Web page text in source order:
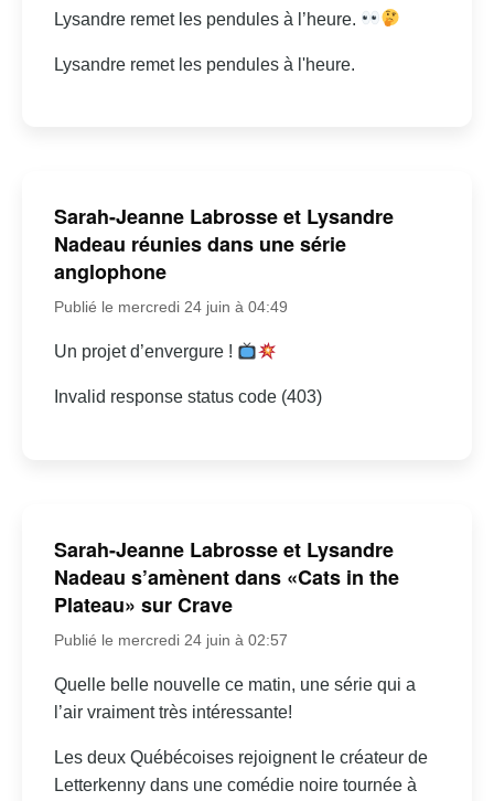
Lysandre remet les pendules à l’heure.
Lysandre remet les pendules à l'heure.
Sarah-Jeanne Labrosse et Lysandre
Nadeau réunies dans une série
anglophone
Publié le mercredi 24 juin à 04:49
Un projet d’envergure !
Invalid response status code (403)
Sarah-Jeanne Labrosse et Lysandre
Nadeau s’amènent dans «Cats in the
Plateau» sur Crave
Publié le mercredi 24 juin à 02:57
Quelle belle nouvelle ce matin, une série qui a
l’air vraiment très intéressante!
Les deux Québécoises rejoignent le créateur de
Letterkenny dans une comédie noire tournée à